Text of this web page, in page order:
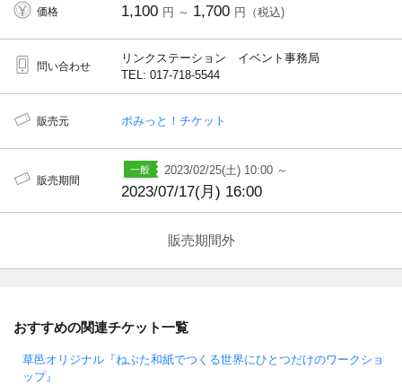
価格 1,100 円 ～ 1,700 円（税込)
問い合わせ
リンクステーション イベント事務局
TEL: 017-718-5544
販売元 ポみっと！チケット
販売期間
2023/02/25(土) 10:00 ～
2023/07/17(月) 16:00
販売期間外
おすすめの関連チケット一覧
草邑オリジナル『ねぶた和紙でつくる世界にひとつだけのワークショ
ップ』